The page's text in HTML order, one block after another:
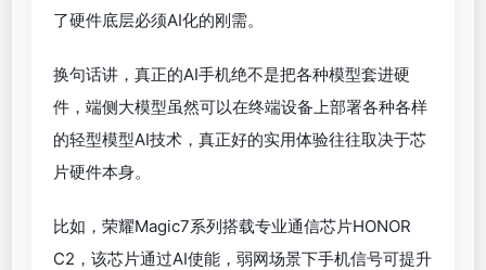
了硬件底层必须AI化的刚需。
换句话讲，真正的AI手机绝不是把各种模型套进硬
件，端侧大模型虽然可以在终端设备上部署各种各样
的轻型模型AI技术，真正好的实用体验往往取决于芯
片硬件本身。
比如，荣耀Magic7系列搭载专业通信芯片HONOR
C2，该芯片通过AI使能，弱网场景下手机信号可提升